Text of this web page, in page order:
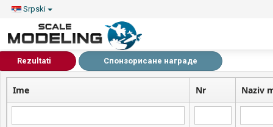
Srpski
Rezultati Спонзорисане награде
Ime Nr Naziv